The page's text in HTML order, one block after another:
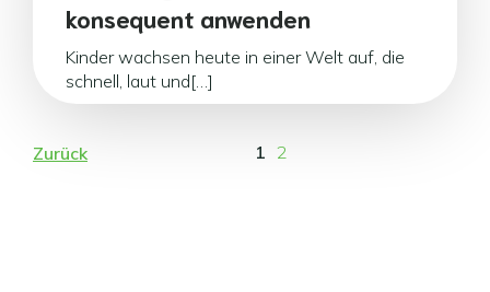
konsequent anwenden
Kinder wachsen heute in einer Welt auf, die
schnell, laut und[…]
Zurück 1 2